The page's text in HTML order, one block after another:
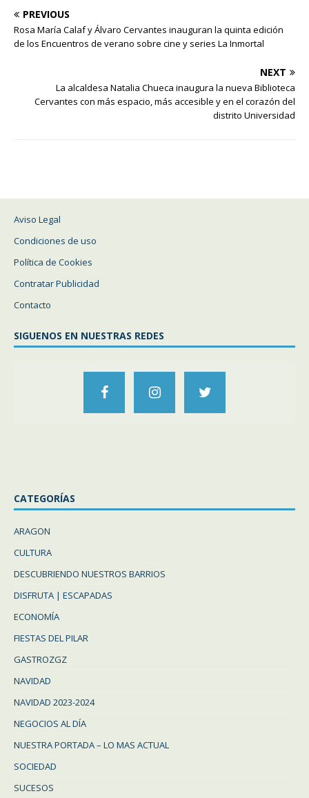
PREVIOUS
Rosa María Calaf y Álvaro Cervantes inauguran la quinta edición
de los Encuentros de verano sobre cine y series La Inmortal
NEXT
La alcaldesa Natalia Chueca inaugura la nueva Biblioteca
Cervantes con más espacio, más accesible y en el corazón del
distrito Universidad
Aviso Legal
Condiciones de uso
Política de Cookies
Contratar Publicidad
Contacto
SIGUENOS EN NUESTRAS REDES
CATEGORÍAS
ARAGON
CULTURA
DESCUBRIENDO NUESTROS BARRIOS
DISFRUTA | ESCAPADAS
ECONOMÍA
FIESTAS DEL PILAR
GASTROZGZ
NAVIDAD
NAVIDAD 2023-2024
NEGOCIOS AL DÍA
NUESTRA PORTADA – LO MAS ACTUAL
SOCIEDAD
SUCESOS